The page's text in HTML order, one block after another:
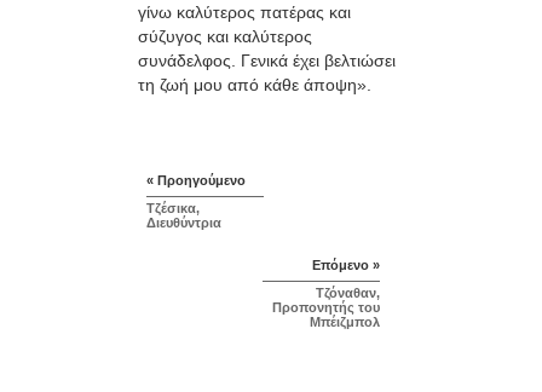
γίνω καλύτερος πατέρας και
σύζυγος και καλύτερος
συνάδελφος. Γενικά έχει βελτιώσει
τη ζωή μου από κάθε άποψη».
« Προηγούμενο
Τζέσικα,
Διευθύντρια
Επόμενο »
Τζόναθαν,
Προπονητής του
Μπέιζμπολ